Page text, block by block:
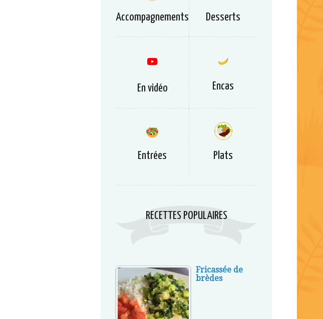
Accompagnements Desserts
En vidéo Encas
Entrées Plats
RECETTES POPULAIRES
Fricassée de
brèdes